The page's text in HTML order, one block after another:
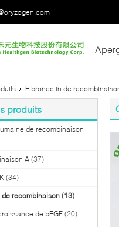
Fibronectin de
produits
de recombinaison
A (37)
(34)
de recombinaison (13)
de bFGF(20)